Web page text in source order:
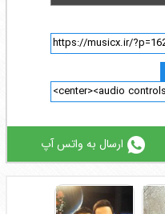
ارسال به واتس آپ